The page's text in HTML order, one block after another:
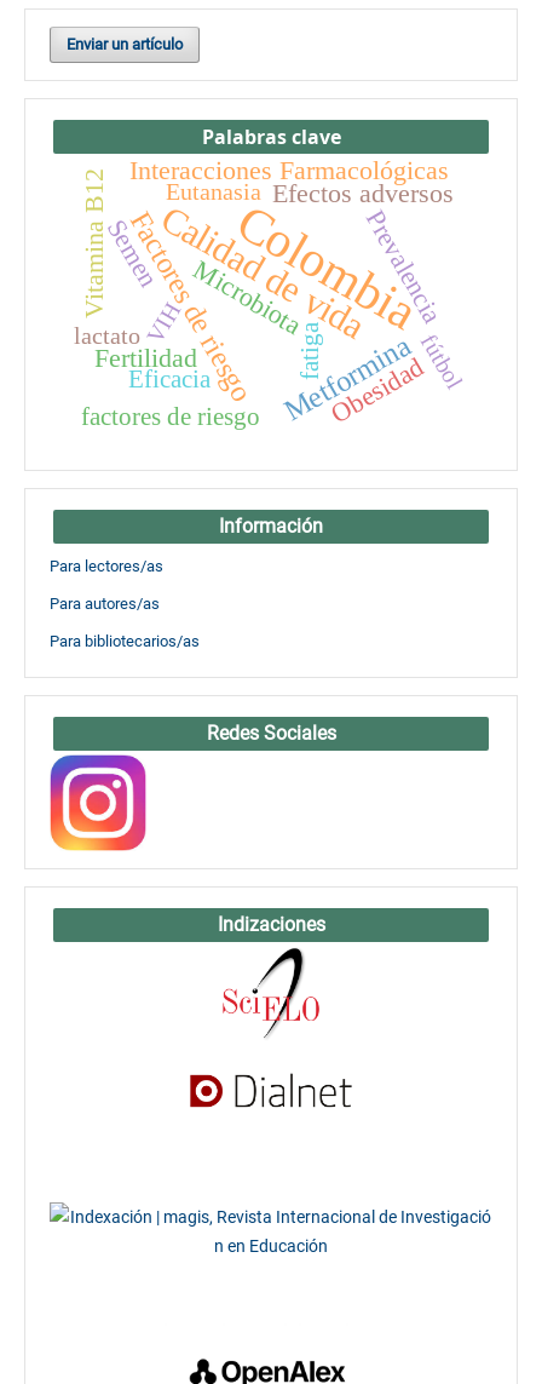
Enviar un artículo
Palabras clave
Colombia
Calidad de vida
Factores de riesgo Metformina
Microbiota
Obesidad
Semen
Fertilidad
Prevalencia
Vitamina B12 Efectos adversos
Interacciones Farmacológicas
factores de riesgo
fatiga
Eficacia
VIH
fútbol
lactato
Eutanasia
Información
Para lectores/as
Para autores/as
Para bibliotecarios/as
Redes Sociales
Indizaciones